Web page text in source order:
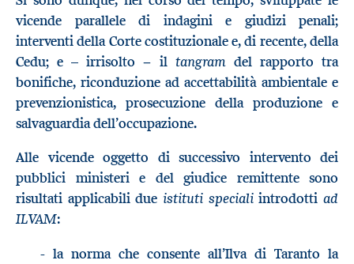
vicende parallele di indagini e giudizi penali;
interventi della Corte costituzionale e, di recente, della
Cedu; e – irrisolto − il tangramdel rapporto tra
bonifiche, riconduzione ad accettabilità ambientale e
prevenzionistica, prosecuzione della produzione e
salvaguardia dell’occupazione.
Alle vicende oggetto di successivo intervento dei
pubblici ministeri e del giudice remittente sono
risultati applicabili due istituti specialiintrodottiad
ILVAM:
- la norma che consente all’Ilva di Taranto la